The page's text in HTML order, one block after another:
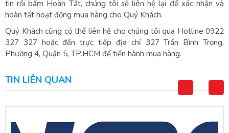
tin rồi bấm Hoàn Tất, chúng tôi sẽ liên hệ lại để xác nhận và
hoàn tất hoạt động mua hàng cho Quý Khách.
Quý Khách cũng có thể liên hệ cho chúng tôi qua Hotline 0922
327 327 hoặc đến trực tiếp địa chỉ 327 Trần Bình Trọng,
Phường 4, Quận 5, TP.HCM để tiến hành mua hàng.
TIN LIÊN QUAN